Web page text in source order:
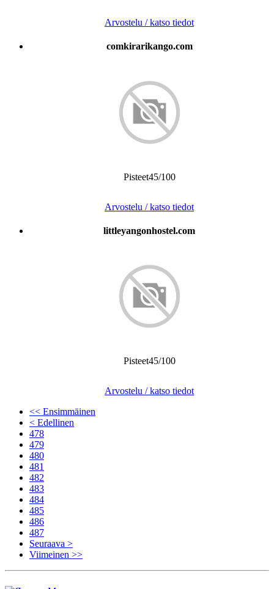
Arvostelu / katso tiedot
comkirarikango.com
Pisteet45/100
Arvostelu / katso tiedot
littleyangonhostel.com
Pisteet45/100
Arvostelu / katso tiedot
<< Ensimmäinen
< Edellinen
478
479
480
481
482
483
484
485
486
487
Seuraava >
Viimeinen >>